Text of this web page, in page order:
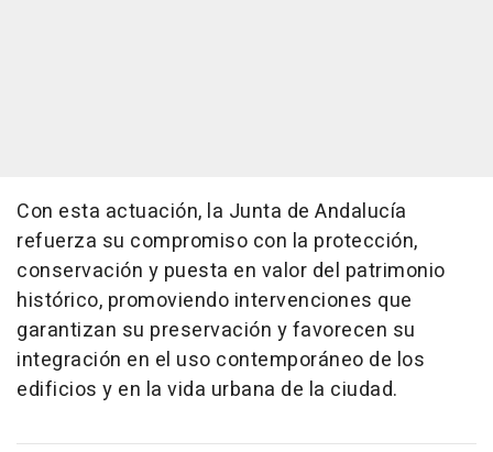
Con esta actuación, la Junta de Andalucía
refuerza su compromiso con la protección,
conservación y puesta en valor del patrimonio
histórico, promoviendo intervenciones que
garantizan su preservación y favorecen su
integración en el uso contemporáneo de los
edificios y en la vida urbana de la ciudad.